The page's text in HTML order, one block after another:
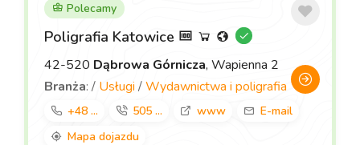
Polecamy
Poligrafia Katowice
42-520 Dąbrowa Górnicza, Wapienna 2
Branża: / Usługi /Wydawnictwa i poligrafia
+48 ... 505 ... www
E-mail
Mapa dojazdu